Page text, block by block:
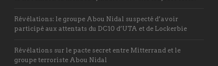
Révélations: le groupe Abou Nidal suspecté d’avoir
participé aux attentats du DC10 d’UTA et de Lockerbie
Révélations sur le pacte secret entre Mitterrand et le
groupe terroriste Abou Nidal